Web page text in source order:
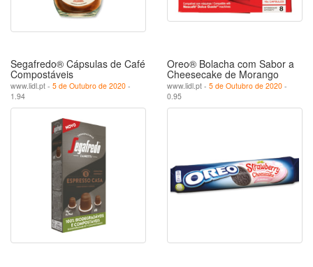
Segafredo® Cápsulas de Café
Compostáveis
www.lidl.pt - 5 de Outubro de 2020 -
1.94
Oreo® Bolacha com Sabor a
Cheesecake de Morango
www.lidl.pt - 5 de Outubro de 2020 -
0.95